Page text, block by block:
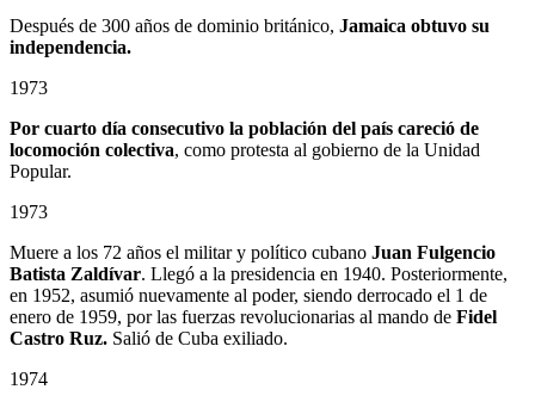
Después de 300 años de dominio británico, Jamaica obtuvo su
independencia.
1973
Por cuarto día consecutivo la población del país careció de
locomoción colectiva, como protesta al gobierno de la Unidad
Popular.
1973
Muere a los 72 años el militar y político cubano Juan Fulgencio
Batista Zaldívar. Llegó a la presidencia en 1940. Posteriormente,
en 1952, asumió nuevamente al poder, siendo derrocado el 1 de
enero de 1959, por las fuerzas revolucionarias al mando de Fidel
Castro Ruz. Salió de Cuba exiliado.
1974